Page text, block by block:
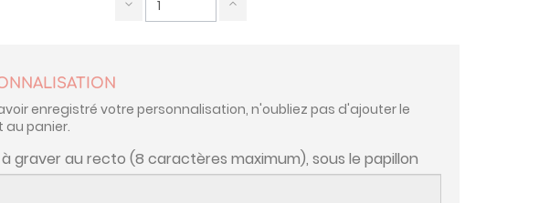
enregistré votre personnalisation, n'oubliez pas d'ajouter le
au panier.
graver au recto (8 caractères maximum), sous le papillon